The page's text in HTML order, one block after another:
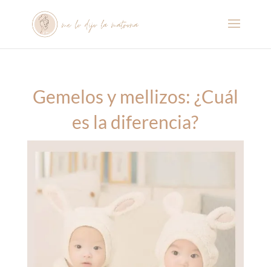
Gemelos y mellizos: ¿Cuál
es la diferencia?